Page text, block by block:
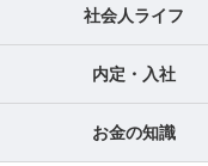
社会人ライフ
内定・入社
お金の知識